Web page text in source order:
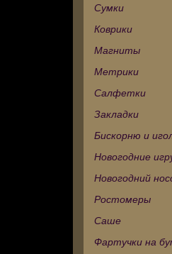
Сумки
Коврики
Магниты
Метрики
Салфетки
Закладки
Бискорню и
Новогодние
Новогодний
Ростомеры
Саше
Фартучки на